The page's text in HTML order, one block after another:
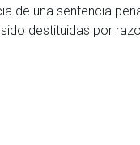
de una sentencia
destituidas por